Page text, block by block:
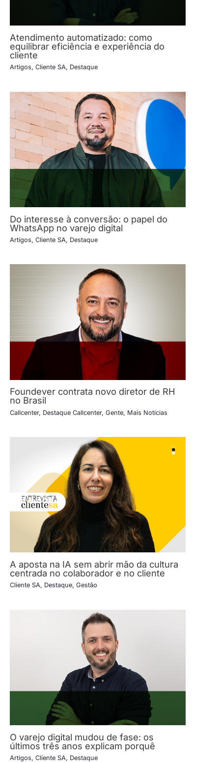
Atendimento automatizado: como
equilibrar eficiência e experiência do
cliente
Artigos, Cliente SA, Destaque
Do interesse à conversão: o papel do
WhatsApp no varejo digital
Artigos, Cliente SA, Destaque
Foundever contrata novo diretor de RH
no Brasil
Callcenter, Destaque Callcenter, Gente, Mais Notícias
A aposta na IA sem abrir mão da cultura
centrada no colaborador e no cliente
Cliente SA, Destaque, Gestão
O varejo digital mudou de fase: os
últimos três anos explicam porquê
Artigos, Cliente SA, Destaque